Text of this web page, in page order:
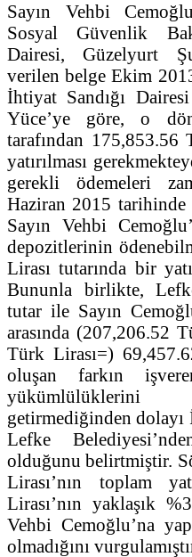
Sayın Vehbi
Sosyal Güvenlik
Dairesi, Güzelyurt
verilen belge Ekim
İhtiyat Sandığı
Yüce’ye göre, o
tarafından 175,853.56
yatırılması
gerekli ödemeleri
Haziran 2015 tarihinde
Sayın Vehbi
depozitlerinin
Lirası tutarında bir
Bununla birlikte,
tutar ile Sayın
arasında (207,206.52
Türk Lirası=)
oluşan farkın
yükümlülüklerini
getirmediğinden dolayı
Lefke
olduğunu belirtmiştir.
Lirası’nın toplam
Lirası’nın yaklaşık
Vehbi Cemoğlu’na
olmadığını